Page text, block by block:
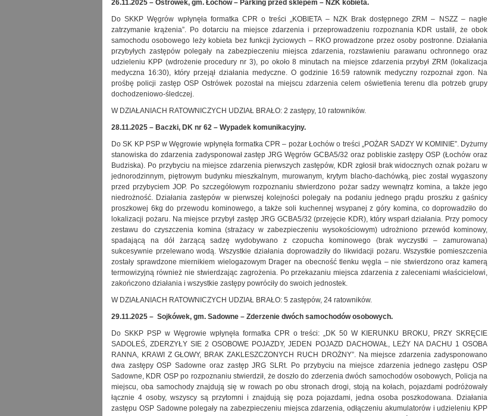
26.11.2025 – Ostrówek, gm. Łochów – Parking przed sklepem – NZK kobieta.
Do SKKP Węgrów wpłynęła formatka CPR o treści „KOBIETA – NZK Brak dostępnego ZRM – NSZZ – nagłe
zatrzymanie krążenia”. Po dotarciu na miejsce zdarzenia i przeprowadzeniu rozpoznania KDR ustalił, że obok
samochodu osobowego leży kobieta bez funkcji życiowych – RKO prowadzone przez osoby postronne. Działania
przybyłych zastępów polegały na zabezpieczeniu miejsca zdarzenia, rozstawieniu parawanu ochronnego oraz
udzieleniu KPP (wdrożenie procedury nr 3), po około 8 minutach na miejsce zdarzenia przybył ZRM (lokalizacja
medyczna 16:30), który przejął działania medyczne. O godzinie 16:59 ratownik medyczny rozpoznał zgon. Na
prośbę policji zastęp OSP Ostrówek pozostał na miejscu zdarzenia celem oświetlenia terenu dla potrzeb grupy
dochodzeniowo-śledczej.
W DZIAŁANIACH RATOWNICZYCH UDZIAŁ BRAŁO: 2 zastępy, 10 ratowników.
28.11.2025 – Baczki, DK nr 62 – Wypadek komunikacyjny.
Do SK KP PSP w Węgrowie wpłynęła formatka CPR – pożar Łochów o treści „POŻAR SADZY W KOMINIE”. Dyżurny
stanowiska do zdarzenia zadysponował zastęp JRG Węgrów GCBA5/32 oraz pobliskie zastępy OSP (Łochów oraz
Budziska). Po przybyciu na miejsce zdarzenia pierwszych zastępów, KDR zgłosił brak widocznych oznak pożaru w
jednorodzinnym, piętrowym budynku mieszkalnym, murowanym, krytym blacho-dachówką, piec został wygaszony
przed przybyciem JOP. Po szczegółowym rozpoznaniu stwierdzono pożar sadzy wewnątrz komina, a także jego
niedrożność. Działania zastępów w pierwszej kolejności polegały na podaniu jednego prądu proszku z gaśnicy
proszkowej 6kg do przewodu kominowego, a także soli kuchennej wsypanej z góry komina, co doprowadziło do
lokalizacji pożaru. Na miejsce przybył zastęp JRG GCBA5/32 (przejęcie KDR), który wsparł działania. Przy pomocy
zestawu do czyszczenia komina (strażacy w zabezpieczeniu wysokościowym) udrożniono przewód kominowy,
spadającą na dół żarzącą sadzę wydobywano z czopucha kominowego (brak wyczystki – zamurowana)
sukcesywnie przelewano wodą. Wszystkie działania doprowadziły do likwidacji pożaru. Wszystkie pomieszczenia
zostały sprawdzone miernikiem wielogazowym Drager na obecność tlenku węgla – nie stwierdzono oraz kamerą
termowizyjną również nie stwierdzając zagrożenia. Po przekazaniu miejsca zdarzenia z zaleceniami właścicielowi,
zakończono działania i wszystkie zastępy powróciły do swoich jednostek.
W DZIAŁANIACH RATOWNICZYCH UDZIAŁ BRAŁO: 5 zastępów, 24 ratowników.
29.11.2025 – Sojkówek, gm. Sadowne – Zderzenie dwóch samochodów osobowych.
Do SKKP PSP w Węgrowie wpłynęła formatka CPR o treści: „DK 50 W KIERUNKU BROKU, PRZY SKRĘCIE
SADOLEŚ, ZDERZYŁY SIE 2 OSOBOWE POJAZDY, JEDEN POJAZD DACHOWAŁ, LEŻY NA DACHU 1 OSOBA
RANNA, KRAWI Z GŁOWY, BRAK ZAKLESZCZONYCH RUCH DROŻNY”. Na miejsce zdarzenia zadysponowano
dwa zastępy OSP Sadowne oraz zastęp JRG SLRt. Po przybyciu na miejsce zdarzenia jednego zastępu OSP
Sadowne, KDR OSP po rozpoznaniu stwierdził, że doszło do zderzenia dwóch samochodów osobowych, Policja na
miejscu, oba samochody znajdują się w rowach po obu stronach drogi, stoją na kołach, pojazdami podróżowały
łącznie 4 osoby, wszyscy są przytomni i znajdują się poza pojazdami, jedna osoba poszkodowana. Działania
zastępu OSP Sadowne polegały na zabezpieczeniu miejsca zdarzenia, odłączeniu akumulatorów i udzieleniu KPP